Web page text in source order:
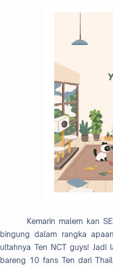
Kemarin malem kan
bingung dalam rangka
ultahnya Ten NCT guys! Jadi
bareng 10 fans Ten dari